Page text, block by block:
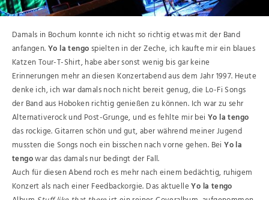
Damals in Bochum konnte ich nicht so richtig etwas mit der Band
anfangen.Yo la tengospielten in der Zeche, ich kaufte mir ein blaues
Katzen Tour-T-Shirt, habe aber sonst wenig bis gar keine
Erinnerungen mehr an diesen Konzertabend aus dem Jahr 1997. Heute
denke ich, ich war damals noch nicht bereit genug, die Lo-Fi Songs
der Band aus Hoboken richtig genießen zu können. Ich war zu sehr
Alternativerock und Post-Grunge, und es fehlte mir bei Yo la tengo
das rockige. Gitarren schön und gut, aber während meiner Jugend
mussten die Songs noch ein bisschen nach vorne gehen. BeiYo la
tengowar das damals nur bedingt der Fall.
Auch für diesen Abend roch es mehr nach einem bedächtig, ruhigem
Konzert als nach einer Feedbackorgie. Das aktuelleYo la tengo